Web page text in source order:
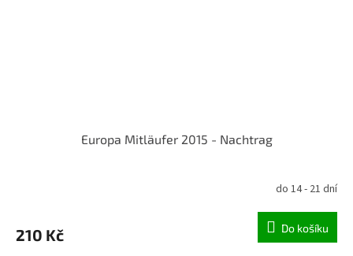
Europa Mitläufer 2015 - Nachtrag
do 14 - 21 dní
210 Kč Do košíku